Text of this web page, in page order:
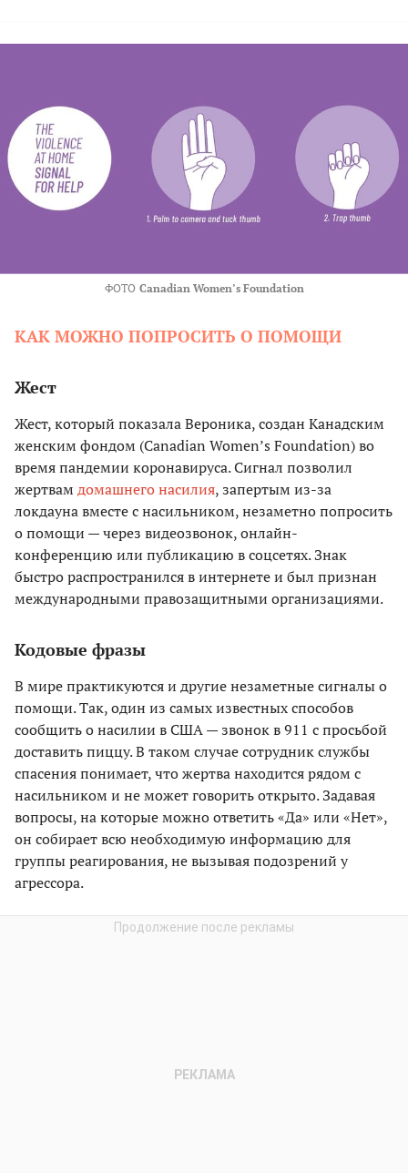
ФОТО Canadian Women’s Foundation
КАК МОЖНО ПОПРОСИТЬ О ПОМОЩИ
Жест
Жест, который показала Вероника, создан Канадским
женским фондом (Canadian Women’s Foundation) во
время пандемии коронавируса. Сигнал позволил
жертвамдомашнего насилия, запертым из-за
локдауна вместе с насильником, незаметно попросить
о помощи — через видеозвонок, онлайн-
конференцию или публикацию в соцсетях. Знак
быстро распространился в интернете и был признан
международными правозащитными организациями.
Кодовые фразы
В мире практикуются и другие незаметные сигналы о
помощи. Так, один из самых известных способов
сообщить о насилии в США — звонок в 911 с просьбой
доставить пиццу. В таком случае сотрудник службы
спасения понимает, что жертва находится рядом с
насильником и не может говорить открыто. Задавая
вопросы, на которые можно ответить «Да» или «Нет»,
он собирает всю необходимую информацию для
группы реагирования, не вызывая подозрений у
агрессора.